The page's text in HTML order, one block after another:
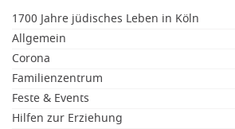
1700 Jahre jüdisches Leben in Köln
Allgemein
Corona
Familienzentrum
Feste & Events
Hilfen zur Erziehung